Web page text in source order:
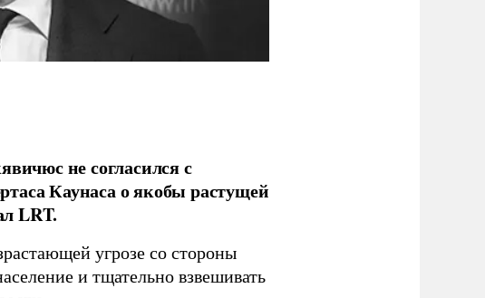
не согласился с
Каунаса о якобы растущей
LRT.
угрозе со стороны
и тщательно взвешивать